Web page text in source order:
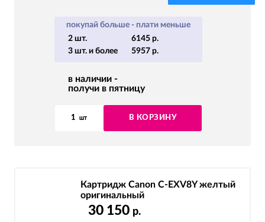
покупай больше - плати меньше
2 шт.
6145 р.
3 шт. и более
5957 р.
в наличии -
получи в пятницу
1 шт В КОРЗИНУ
Картридж Canon C-EXV8Y желтый
оригинальный
30 150 р.